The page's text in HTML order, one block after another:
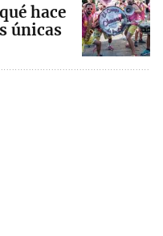
hace
únicas